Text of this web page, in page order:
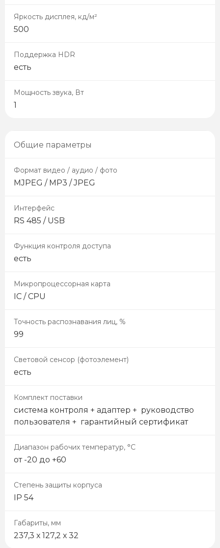
Яркость дисплея, кд/м²
500
Поддержка HDR
есть
Мощность звука, Вт
1
Общие параметры
Формат видео / аудио / фото
MJPEG / MP3 / JPEG
Интерфейс
RS 485 / USB
Функция контроля доступа
есть
Микропроцессорная карта
IC / CPU
Точность распознавания лиц, %
99
Световой сенсор (фотоэлемент)
есть
Комплект поставки
система контроля + адаптер + руководство
пользователя + гарантийный сертификат
Диапазон рабочих температур, °С
от -20 до +60
Степень защиты корпуса
IP 54
Габариты, мм
237,3 х 127,2 х 32